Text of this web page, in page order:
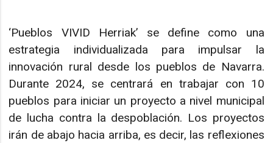
‘Pueblos VIVID Herriak’ se define como una
estrategia individualizada para impulsar la
innovación rural desde los pueblos de Navarra.
Durante 2024, se centrará en trabajar con 10
pueblos para iniciar un proyecto a nivel municipal
de lucha contra la despoblación. Los proyectos
irán de abajo hacia arriba, es decir, las reflexiones